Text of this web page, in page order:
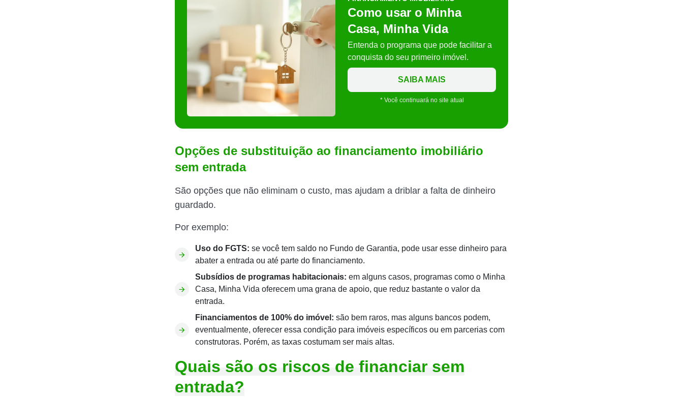
Como usar o Minha
Casa, Minha Vida
Entenda o programa que pode facilitar a
conquista do seu primeiro imóvel.
SAIBA MAIS
* Você continuará no site atual
Opções de substituição ao financiamento imobiliário
sem entrada
São opções que não eliminam o custo, mas ajudam a driblar a falta de dinheiro
guardado.
Por exemplo:
Uso do FGTS: se você tem saldo no Fundo de Garantia, pode usar esse dinheiro para
abater a entrada ou até parte do financiamento.
Subsídios de programas habitacionais: em alguns casos, programas como o Minha
Casa, Minha Vida oferecem uma grana de apoio, que reduz bastante o valor da
entrada.
Financiamentos de 100% do imóvel: são bem raros, mas alguns bancos podem,
eventualmente, oferecer essa condição para imóveis específicos ou em parcerias com
construtoras. Porém, as taxas costumam ser mais altas.
Quais são os riscos de financiar sem
entrada?